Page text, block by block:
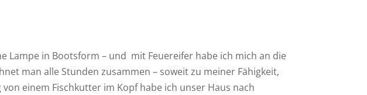
Lampe in Bootsform – und mit Feuereifer habe ich mich an die
man alle Stunden zusammen – soweit zu meiner Fähigkeit,
einem Fischkutter im Kopf habe ich unser Haus nach